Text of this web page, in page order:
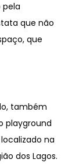
pela
que não
que
também
playground
na
dos Lagos.